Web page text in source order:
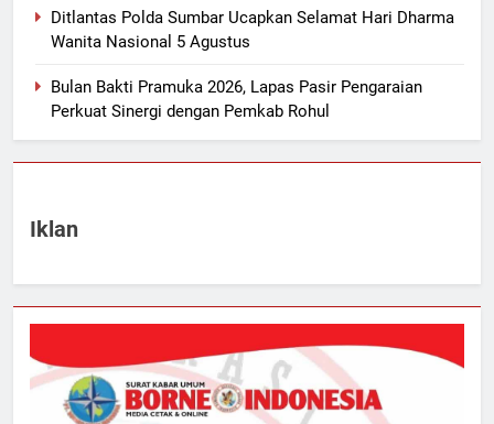
Ditlantas Polda Sumbar Ucapkan Selamat Hari Dharma
Wanita Nasional 5 Agustus
Bulan Bakti Pramuka 2026, Lapas Pasir Pengaraian
Perkuat Sinergi dengan Pemkab Rohul
Iklan